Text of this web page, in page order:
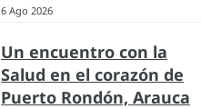
6 Ago 2026
Un encuentro con la
Salud en el corazón de
Puerto Rondón, Arauca